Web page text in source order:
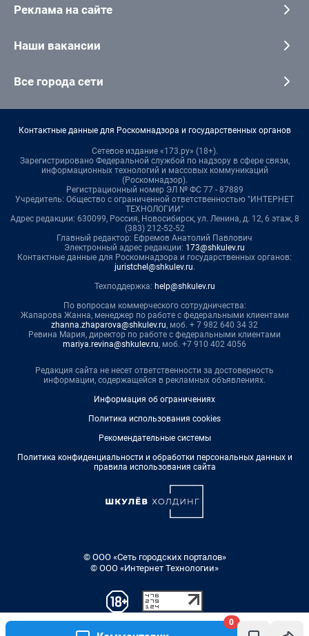
0
Реклама на сайте
Наши вакансии
Все города сети
Контактные данные для Роскомнадзора и государственных органов
Сетевое издание «173.ру» (18+).
Зарегистрировано Федеральной службой по надзору в сфере связи,
информационных технологий и массовых коммуникаций
(Роскомнадзор).
Регистрационный номер ЭЛ № ФС 77 - 87889
Учредитель: Общество с ограниченной ответственностью "ИНТЕРНЕТ
ТЕХНОЛОГИИ"
Адрес редакции: 630099, Россия, Новосибирск, ул. Ленина, д. 12, 6 этаж, 8
(383) 212-52-52
Главный редактор: Ефремов Анатолий Павлович
Электронный адрес редакции: 173@shkulev.ru
Контактные данные для Роскомнадзора и государственных органов:
juristchel@shkulev.ru.
Техподдержка: help@shkulev.ru
По вопросам коммерческого сотрудничества:
Жапарова Жанна, менеджер по работе с федеральными клиентами
zhanna.zhaparova@shkulev.ru, моб. + 7 982 640 34 32
Ревина Мария, директор по работе с федеральными клиентами
mariya.revina@shkulev.ru, моб. +7 910 402 4056
Редакция сайта не несет ответственности за достоверность
информации, содержащейся в рекламных объявлениях.
Информация об ограничениях
Политика использования cookies
Рекомендательные системы
Политика конфиденциальности и обработки персональных данных и
правила использования сайта
© ООО «Сеть городских порталов»
© ООО «Интернет Технологии»